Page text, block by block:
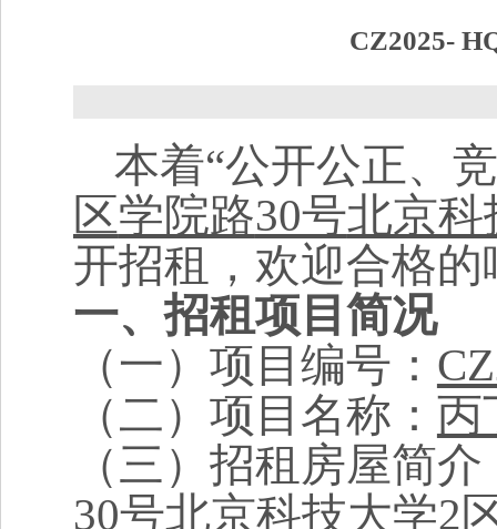
CZ2025-
本着“公开公正、
区学院路30号北京科
开招租，欢迎合格
一、招租项目简况
（一）项目编号：
（二）项目名称： 丙
（三）招租房屋简
30号北京科技大学2